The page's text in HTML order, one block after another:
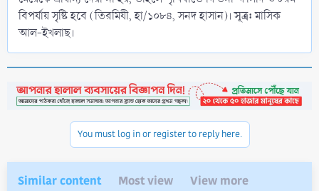
বিপর্যায় সৃষ্টি হবে (তিরমিযী, হা/১০৮৪, সনদ হাসান)।সূত্র:মাসিক
আল-ইখলাছ।
You must log in or register to reply here.
Similar content Most view View more